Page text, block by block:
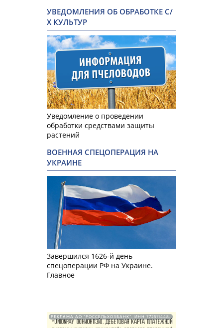
УВЕДОМЛЕНИЯ ОБ ОБРАБОТКЕ С/
Х КУЛЬТУР
Уведомление о проведении
обработки средствами защиты
растений
ВОЕННАЯ СПЕЦОПЕРАЦИЯ НА
УКРАИНЕ
Завершился 1626-й день
спецоперации РФ на Украине.
Главное
РЕКЛАМА АО "РОССЕЛЬХОЗБАНК". ИНН 772511448.